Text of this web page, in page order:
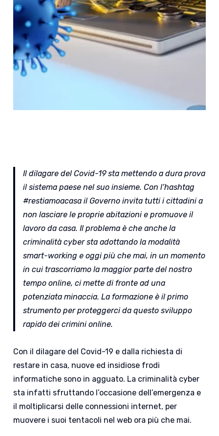
Il dilagare del Covid-19 sta mettendo a dura prova
il sistema paese nel suo insieme. Con l’hashtag
#restiamoacasa il Governo invita tutti i cittadini a
non lasciare le proprie abitazioni e promuove il
lavoro da casa. Il problema è che anche la
criminalità cyber sta adottando la modalità
smart-working e oggi più che mai, in un momento
in cui trascorriamo la maggior parte del nostro
tempo online, ci mette di fronte ad una
potenziata minaccia. La formazione è il primo
strumento per proteggerci da questo sviluppo
rapido dei crimini online.
Con il dilagare del Covid-19 e dalla richiesta di
restare in casa, nuove ed insidiose frodi
informatiche sono in agguato. La criminalità cyber
sta infatti sfruttando l’occasione dell’emergenza e
il moltiplicarsi delle connessioni internet, per
muovere i suoi tentacoli nel web ora più che mai.